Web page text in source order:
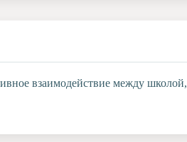
взаимодействие между школой,